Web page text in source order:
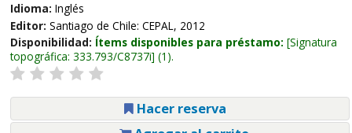
Idioma: Inglés
Editor: Santiago de Chile: CEPAL, 2012
Disponibilidad: Ítems disponibles para préstamo: Signatura
topográfica: 333.793/C8737i (1).
Hacer reserva